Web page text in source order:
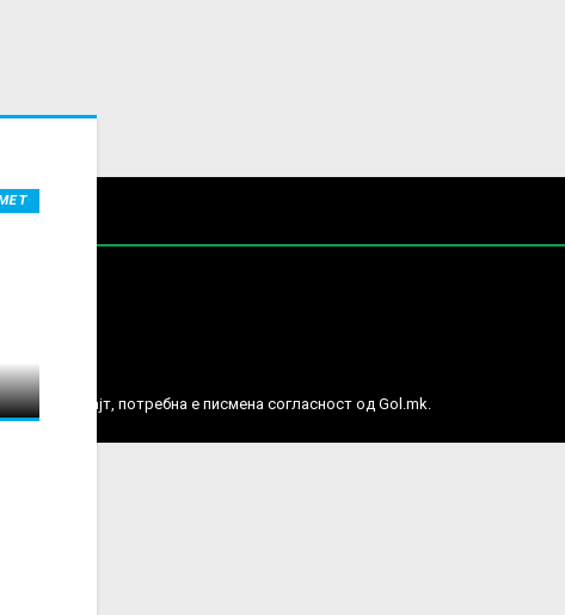
права.
веб сајт, потребна е писмена согласност од Gol.mk.